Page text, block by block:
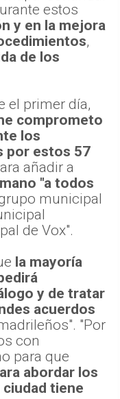
estos
y en la mejora
,
de los
el primer día,
comprometo
los
por estos 57
añadir a
"a todos
municipal
de Vox".
la mayoría
y de tratar
acuerdos
"Por
con
para que
abordar los
tiene